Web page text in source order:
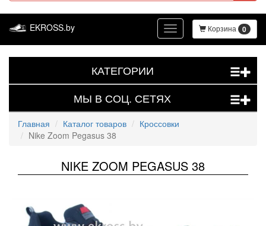
EKROSS.by
Корзина 0
Toggle
navigation
+
КАТЕГОРИИ
+
МЫ В СОЦ. СЕТЯХ
Главная Каталог товаров
Кроссовки
Nike Zoom Pegasus 38
NIKE ZOOM PEGASUS 38